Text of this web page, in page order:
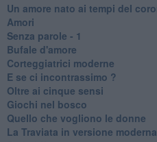
Un amore nato ai tempi del
Amori
Senza parole - 1
Bufale d'amore
Corteggiatrici moderne
E se ci incontrassimo ?
Oltre ai cinque sensi
Giochi nel bosco
Quello che vogliono le donne
La Traviata in versione moderna